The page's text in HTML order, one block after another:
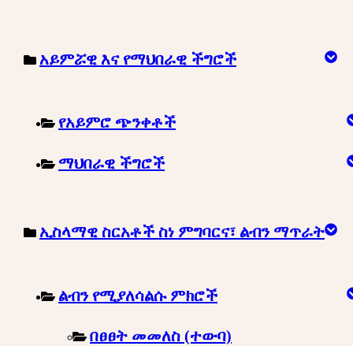
አይምሯዊ እና የማህበራዊ ችግሮች
የአይምሮ ጭንቀቶች
ማህበራዊ ችግሮች
ኢስላማዊ ስርአቶች ስነ ምግባርና፣ ልብን ማጥራት
ልብን የሚያለሳልሱ ምክሮች
በፀፀት መመለስ (ተውባ)